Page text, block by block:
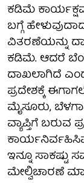
ಕಡಿಮೆ
ಬಗ್ಗೆ
ವಿತರಣೆಯನ್ನು
ಕಡಿಮೆ. ಆದರೆ
ದಾಖಲಾಗಿದೆ
ಪ್ರದೇಶಕ್ಕೆ
ಮೈಸೂರು,
ವ್ಯಾಪ್ತಿಗೆ ಬರುವ
ಇನ್ನೂ
ಮೇಲ್ವಿಚಾರಣೆ